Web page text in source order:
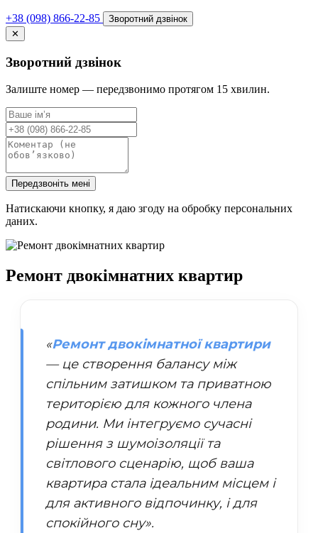
+38 (098) 866-22-85
Зворотний дзвінок
✕
Зворотний дзвінок
Залиште номер — передзвонимо протягом 15 хвилин.
Передзвоніть мені
Натискаючи кнопку, я даю згоду на обробку персональних
даних.
Ремонт двокімнатних квартир
«Ремонт двокімнатної квартири
— це створення балансу між
спільним затишком та приватною
територією для кожного члена
родини. Ми інтегруємо сучасні
рішення з шумоізоляції та
світлового сценарію, щоб ваша
квартира стала ідеальним місцем і
для активного відпочинку, і для
спокійного сну».